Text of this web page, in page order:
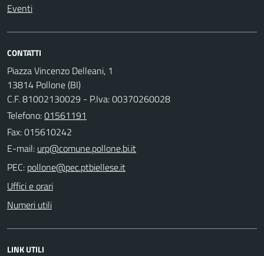
Eventi
CONTATTI
Piazza Vincenzo Delleani, 1
13814 Pollone (BI)
C.F. 81002130029 - P.Iva: 00370260028
Telefono:01561191
Fax: 015610242
E-mail:
PEC:
Uffici e orari
Numeri utili
LINK UTILI